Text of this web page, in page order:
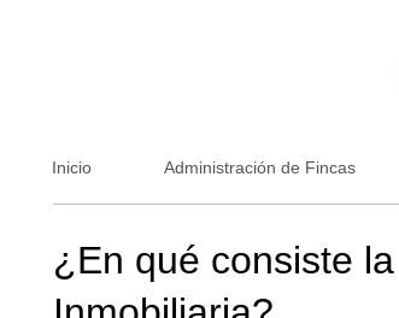
Inicio Administración de Fincas
¿En qué consiste